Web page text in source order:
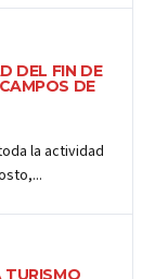
DEL FIN DE
DE
la actividad